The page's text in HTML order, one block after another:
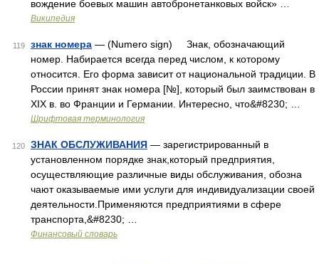
вождение боевых машин автобронетанковых войск» …
Википедия
119 знак номера — (Numero sign) Знак, обозначающий
номер. Набирается всегда перед числом, к которому
относится. Его форма зависит от национальной традиции. В
России принят знак номера [№], который был заимствован в
XIX в. во Франции и Германии. Интересно, что&#8230; …
Шрифтовая терминология
120 ЗНАК ОБСЛУЖИВАНИЯ — зарегистрированный в
установленном порядке знак,который предприятия,
осуществляющие различные виды обслуживания, обозна
чают оказываемые ими услуги для индивидуализации своей
деятельности.Применяются предприятиями в сфере
транспорта,&#8230; …
Финансовый словарь